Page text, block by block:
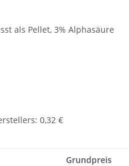
als Pellet, 3% Alphasäure
: 0,32 €
Grundpreis